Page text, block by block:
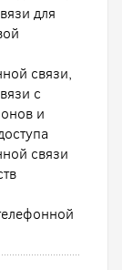
для
связи,
с
и
связи